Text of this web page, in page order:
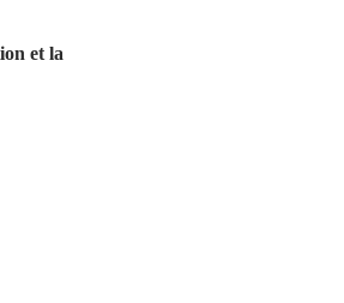
et la